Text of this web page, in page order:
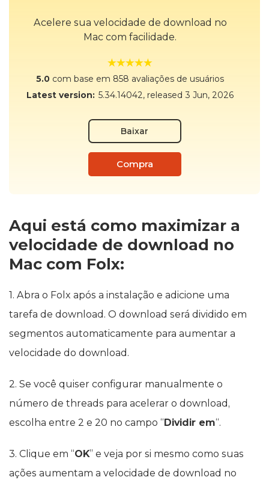
Acelere sua velocidade de download no
Mac com facilidade.
5.0 com base em 858 avaliações de usuários
Latest version: 5.34.14042, released 3 Jun, 2026
Baixar
Compra
Aqui está como maximizar a
velocidade de download no
Mac com Folx:
1. Abra o Folx após a instalação e adicione uma
tarefa de download. O download será dividido em
segmentos automaticamente para aumentar a
velocidade do download.
2. Se você quiser configurar manualmente o
número de threads para acelerar o download,
escolha entre 2 e 20 no campo “ Dividir em“.
3. Clique em “OK” e veja por si mesmo como suas
ações aumentam a velocidade de download no